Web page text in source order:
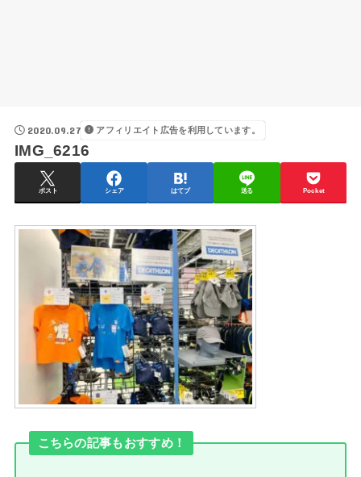
2020.09.27 アフィリエイト広告を利用しています。
IMG_6216
ポスト シェア はてブ 送る Pocket
こちらの記事もおすすめ！